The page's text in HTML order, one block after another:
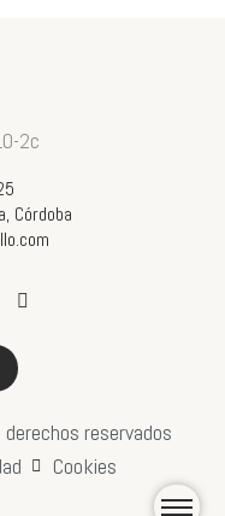
Córdoba
reservados
Cookies